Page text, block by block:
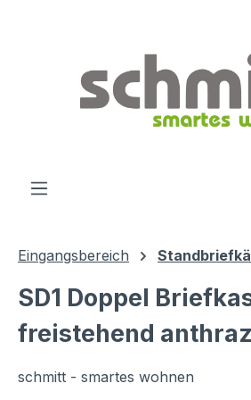
Eingangsbereich
SD1 Doppel
freistehend
schmitt - smartes wohnen